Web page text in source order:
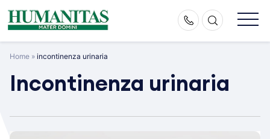
Skip
to
Home » incontinenza urinaria
Incontinenza urinaria